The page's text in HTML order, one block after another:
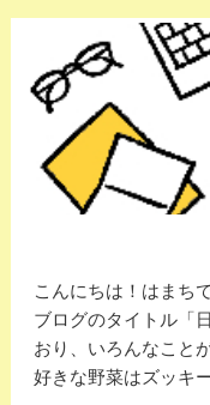
こんにちは！はまちで
ブログのタイトル「
おり、いろんなこと
好きな野菜はズッキ